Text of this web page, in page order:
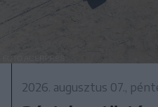
2026. augusztus 07.,